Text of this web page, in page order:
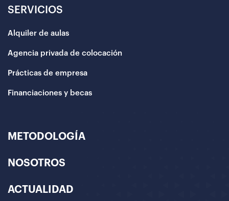
SERVICIOS
Alquiler de aulas
Agencia privada de colocación
Prácticas de empresa
Financiaciones y becas
METODOLOGÍA
NOSOTROS
ACTUALIDAD